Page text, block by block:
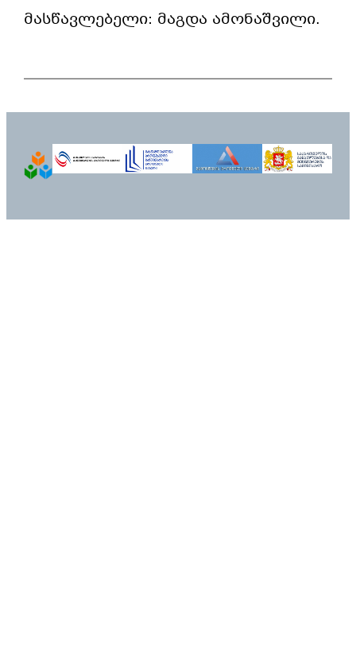
მასწავლებელი: მაგდა ამონაშვილი.